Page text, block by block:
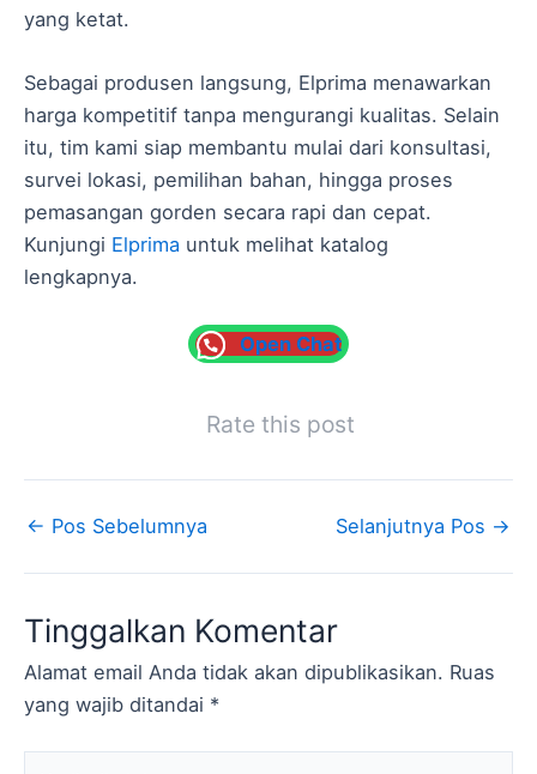
yang ketat.
Sebagai produsen langsung, Elprima menawarkan
harga kompetitif tanpa mengurangi kualitas. Selain
itu, tim kami siap membantu mulai dari konsultasi,
survei lokasi, pemilihan bahan, hingga proses
pemasangan gorden secara rapi dan cepat.
Kunjungi Elprima untuk melihat katalog
lengkapnya.
Open Chat
Rate this post
← Pos Sebelumnya Selanjutnya Pos →
Tinggalkan Komentar
Alamat email Anda tidak akan dipublikasikan. Ruas
yang wajib ditandai *